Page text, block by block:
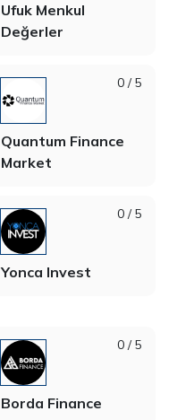
Ufuk Menkul
Değerler
0 / 5
Quantum Finance
Market
0 / 5
Yonca Invest
0 / 5
Borda Finance